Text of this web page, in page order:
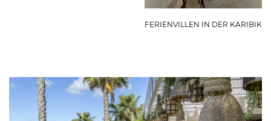
FERIENVILLEN IN DER KARIBIK